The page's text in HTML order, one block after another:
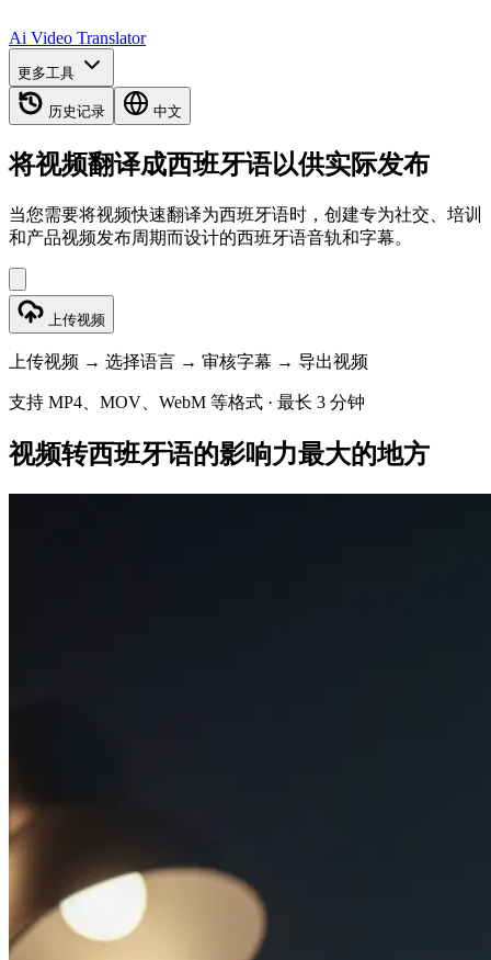
Ai Video Translator
更多工具
历史记录 中文
将视频翻译成西班牙语以供实际发布
当您需要将视频快速翻译为西班牙语时，创建专为社交、培训
和产品视频发布周期而设计的西班牙语音轨和字幕。
上传视频
上传视频 → 选择语言 → 审核字幕 → 导出视频
支持 MP4、MOV、WebM 等格式 · 最长 3 分钟
视频转西班牙语的影响力最大的地方